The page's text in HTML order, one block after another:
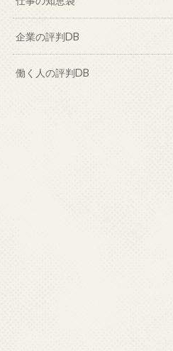
企業の評判DB
働く人の評判DB